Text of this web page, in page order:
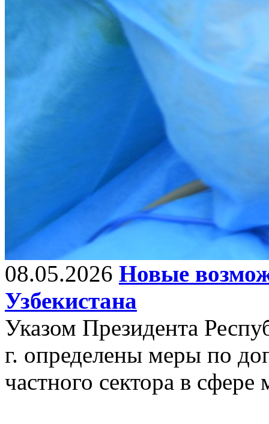
08.05.2026 Новые
Узбекистана
Указом Президента
г. определены меры по
частного сектора в